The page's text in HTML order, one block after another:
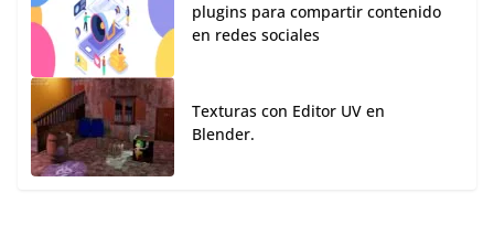
plugins para compartir contenido
en redes sociales
Texturas con Editor UV en
Blender.